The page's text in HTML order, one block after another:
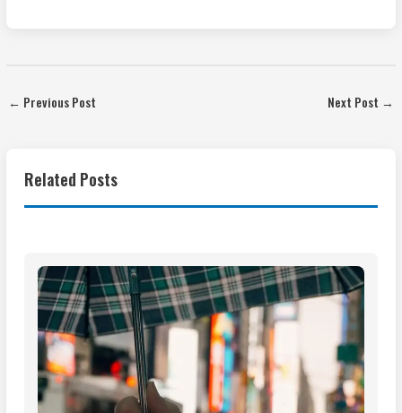
← Previous Post Next Post →
Related Posts